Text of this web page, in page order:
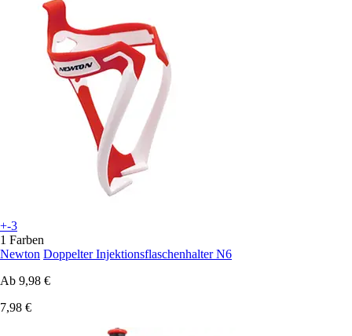
+-3
1 Farben
Newton Doppelter Injektionsflaschenhalter N6
Ab 9,98 €
7,98 €